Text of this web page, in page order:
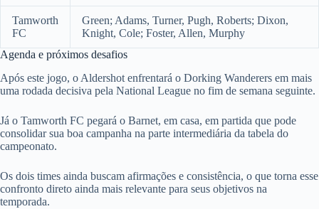
Tamworth
FC
Green; Adams, Turner, Pugh, Roberts; Dixon,
Knight, Cole; Foster, Allen, Murphy
Agenda e próximos desafios
Após este jogo, o Aldershot enfrentará o Dorking Wanderers em mais
uma rodada decisiva pela National League no fim de semana seguinte.
Já o Tamworth FC pegará o Barnet, em casa, em partida que pode
consolidar sua boa campanha na parte intermediária da tabela do
campeonato.
Os dois times ainda buscam afirmações e consistência, o que torna esse
confronto direto ainda mais relevante para seus objetivos na
temporada.